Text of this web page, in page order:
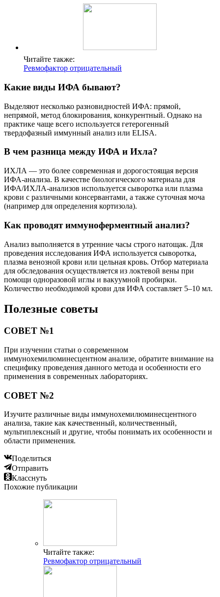
Читайте также:
Ревмофактор отрицательный
Какие виды ИФА бывают?
Выделяют несколько разновидностей ИФА: прямой,
непрямой, метод блокирования, конкурентный. Однако на
практике чаще всего используется гетерогенный
твердофазный иммунный анализ или ELISA.
В чем разница между ИФА и Ихла?
ИХЛА — это более современная и дорогостоящая версия
ИФА-анализа. В качестве биологического материала для
ИФА/ИХЛА-анализов используется сыворотка или плазма
крови с различными консервантами, а также суточная моча
(например для определения кортизола).
Как проводят иммуноферментный анализ?
Анализ выполняется в утренние часы строго натощак. Для
проведения исследования ИФА используется сыворотка,
плазма венозной крови или цельная кровь. Отбор материала
для обследования осуществляется из локтевой вены при
помощи одноразовой иглы и вакуумной пробирки.
Количество необходимой крови для ИФА составляет 5–10 мл.
Полезные советы
СОВЕТ №1
При изучении статьи о современном
иммунохемилюминесцентном анализе, обратите внимание на
специфику проведения данного метода и особенности его
применения в современных лабораториях.
СОВЕТ №2
Изучите различные виды иммунохемилюминесцентного
анализа, такие как качественный, количественный,
мультиплексный и другие, чтобы понимать их особенности и
области применения.
Поделиться
Отправить
Класснуть
Похожие публикации
Читайте также:
Ревмофактор отрицательный